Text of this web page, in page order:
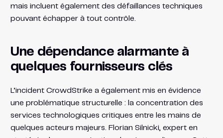
mais incluent également des défaillances techniques
pouvant échapper à tout contrôle.
Une dépendance alarmante à
quelques fournisseurs clés
L’incident CrowdStrike a également mis en évidence
une problématique structurelle : la concentration des
services technologiques critiques entre les mains de
quelques acteurs majeurs. Florian Silnicki, expert en